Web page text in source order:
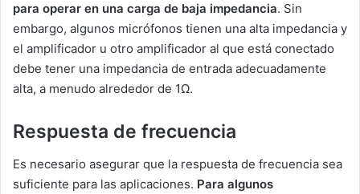
para operar en una carga de baja impedancia. Sin
embargo, algunos micrófonos tienen una alta impedancia y
el amplificador u otro amplificador al que está conectado
debe tener una impedancia de entrada adecuadamente
alta, a menudo alrededor de 1Ω.
Respuesta de frecuencia
Es necesario asegurar que la respuesta de frecuencia sea
suficiente para las aplicaciones. Para algunos